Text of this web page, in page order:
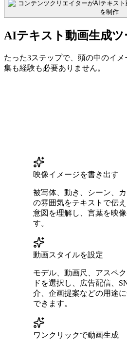
AIテキスト動画生成
たった3ステップで、頭の中のイ
集も経験も必要ありません。
映像イメージを書き出す
被写体、動き、シーン、
の雰囲気をテキストで伝
意図を理解し、言葉を映
す。
動画スタイルを設定
モデル、動画尺、アスペ
ドを選択し、広告配信、
介、企画提案などの用途
できます。
ワンクリックで動画生成